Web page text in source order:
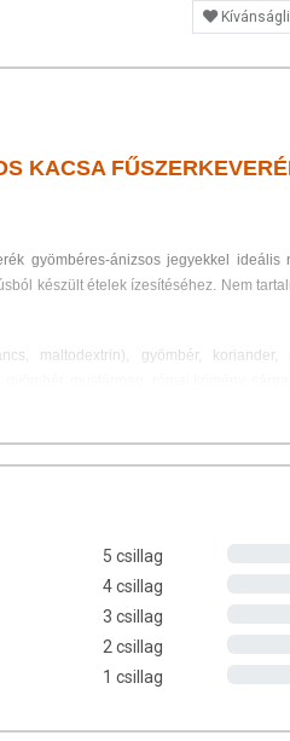
KACSA
gyömbéres-ánizsos jegyekkel ideális
készült ételek ízesítéséhez. Nem
maltodextrin), gyömbér, koriander,
frissítjük, törekszünk a
tápérték-, összetétel-, és allergén
a termékek természetéből
csomagolását.
5 csillag
4 csillag
3 csillag
2 csillag
1 csillag